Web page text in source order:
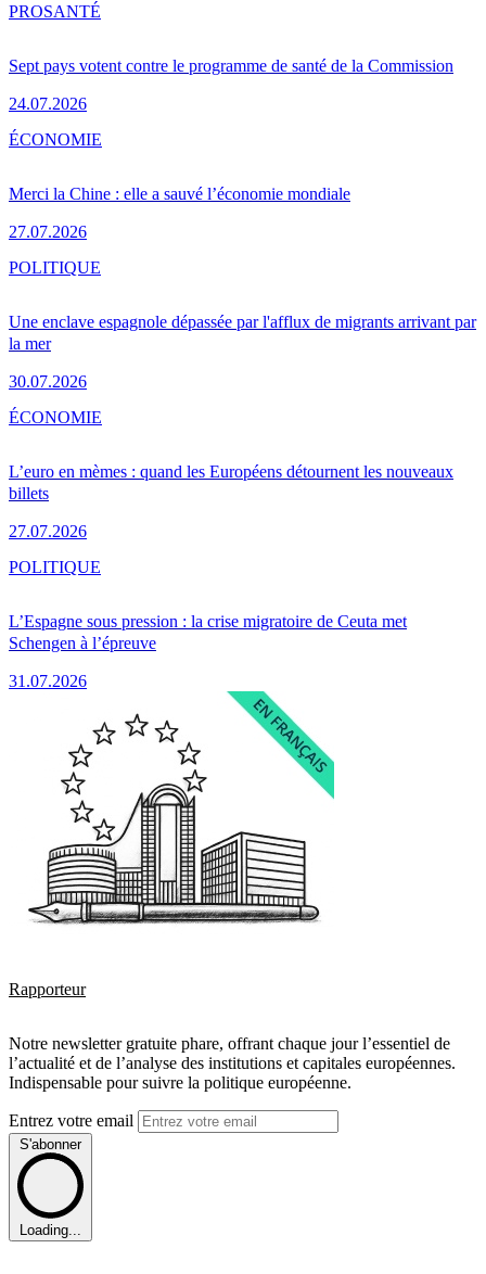
Sept pays votent contre le programme de santé de la Commission
24.07.2026
PROSANTÉ
Merci la Chine : elle a sauvé l’économie mondiale
27.07.2026
ÉCONOMIE
Une enclave espagnole dépassée par l'afflux de migrants arrivant par
la mer
30.07.2026
POLITIQUE
L’euro en mèmes : quand les Européens détournent les nouveaux
billets
27.07.2026
ÉCONOMIE
L’Espagne sous pression : la crise migratoire de Ceuta met
Schengen à l’épreuve
31.07.2026
POLITIQUE
Rapporteur
Notre newsletter gratuite phare, offrant chaque jour l’essentiel de
l’actualité et de l’analyse des institutions et capitales européennes.
Indispensable pour suivre la politique européenne.
Entrez votre email
S'abonner
Loading...